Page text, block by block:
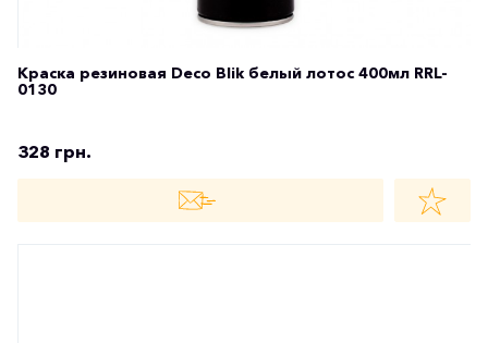
Краска резиновая Deco Blik белый лотос 400мл RRL-
0130
328 грн.